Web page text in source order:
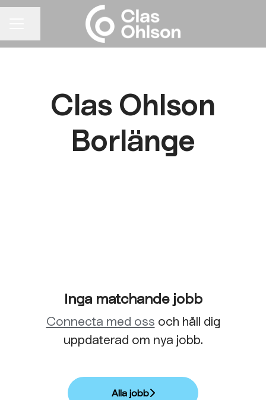
Clas Ohlson
Borlänge
Inga matchande jobb
Connecta med oss och håll dig
uppdaterad om nya jobb.
Alla jobb